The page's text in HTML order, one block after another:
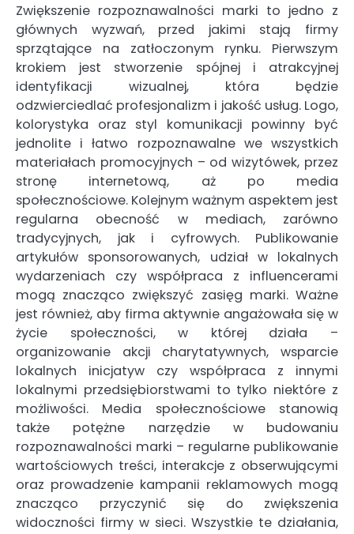
Zwiększenie rozpoznawalności marki to jedno z
głównych wyzwań, przed jakimi stają firmy
sprzątające na zatłoczonym rynku. Pierwszym
krokiem jest stworzenie spójnej i atrakcyjnej
identyfikacji wizualnej, która będzie
odzwierciedlać profesjonalizm i jakość usług. Logo,
kolorystyka oraz styl komunikacji powinny być
jednolite i łatwo rozpoznawalne we wszystkich
materiałach promocyjnych – od wizytówek, przez
stronę internetową, aż po media
społecznościowe. Kolejnym ważnym aspektem jest
regularna obecność w mediach, zarówno
tradycyjnych, jak i cyfrowych. Publikowanie
artykułów sponsorowanych, udział w lokalnych
wydarzeniach czy współpraca z influencerami
mogą znacząco zwiększyć zasięg marki. Ważne
jest również, aby firma aktywnie angażowała się w
życie społeczności, w której działa –
organizowanie akcji charytatywnych, wsparcie
lokalnych inicjatyw czy współpraca z innymi
lokalnymi przedsiębiorstwami to tylko niektóre z
możliwości. Media społecznościowe stanowią
także potężne narzędzie w budowaniu
rozpoznawalności marki – regularne publikowanie
wartościowych treści, interakcje z obserwującymi
oraz prowadzenie kampanii reklamowych mogą
znacząco przyczynić się do zwiększenia
widoczności firmy w sieci. Wszystkie te działania,